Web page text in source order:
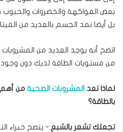
بعض الفواكهة والخضروات والحبوب
بل أيضا تمد الجسم بالعديد من
اتضح أنه يوجد العديد من
من مستويات الطاقة لديك دون وجود
لماذا تعد المشروبات الصحية من أهم
بالطاقة؟
تجعلك تشعر بالشبع:- ينصح خبراء